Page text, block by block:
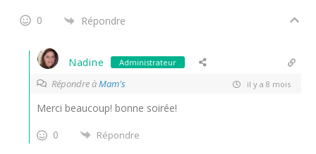
0 Répondre
Nadine Administrateur
Répondre àMam's il y a 8 mois
Merci beaucoup! bonne soirée!
0
Répondre